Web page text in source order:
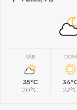
SÁB
35°C
20°C
DOM
22°C